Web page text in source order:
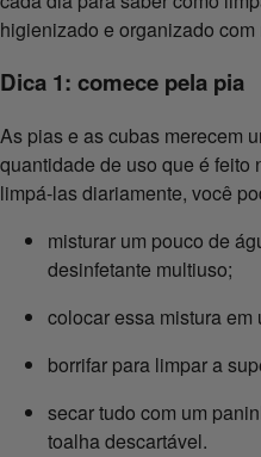
higienizado e organizado
Dica 1: comece pela pia
As pias e as cubas merecem
quantidade de uso que é feito
limpá-las diariamente, você
misturar um pouco de
desinfetante multiuso;
colocar essa mistura em
borrifar para limpar a
secar tudo com um
toalha descartável.